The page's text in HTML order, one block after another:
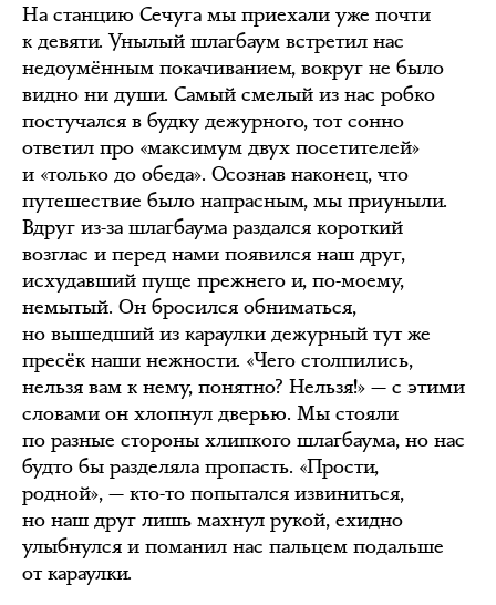
На станцию Сечуга мы приехали уже почти
к девяти. Унылый шлагбаум встретил нас
недоумённым покачиванием, вокруг не было
видно ни души. Самый смелый из нас робко
постучался в будку дежурного, тот сонно
ответил про «максимум двух посетителей»
и «только до обеда». Осознав наконец, что
путешествие было напрасным, мы приуныли.
Вдруг из-за шлагбаума раздался короткий
возглас и перед нами появился наш друг,
исхудавший пуще прежнего и, по-моему,
немытый. Он бросился обниматься,
но вышедший из караулки дежурный тут же
пресёк наши нежности. «Чего столпились,
нельзя вам к нему, понятно? Нельзя!» — с этими
словами он хлопнул дверью. Мы стояли
по разные стороны хлипкого шлагбаума, но нас
будто бы разделяла пропасть. «Прости,
родной», — кто-то попытался извиниться,
но наш друг лишь махнул рукой, ехидно
улыбнулся и поманил нас пальцем подальше
от караулки.